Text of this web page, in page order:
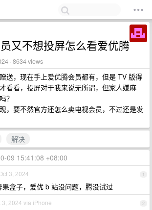
又不想投屏怎么看爱优腾
· 8634 views
送，现在手上爱优腾会员都有，但是 TV 版得
看看，投屏对于我来说无所谓，但家人嫌麻
？
，要不然官方还怎么卖电视会员，不过还是发
解决
09 15:41:08 +08:00
1
3, 2024
盒子，爱优 b 站没问题，腾没试过
2
3, 2024 via iPhone